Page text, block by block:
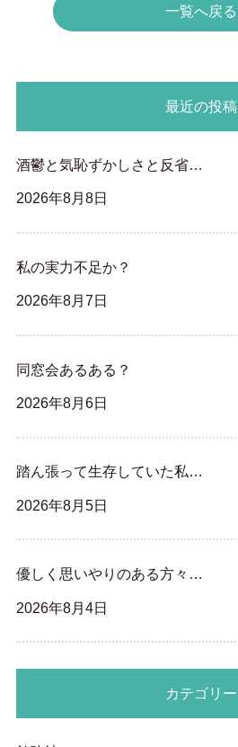
一覧へ戻る
最近の投稿
酒鬱と気恥ずかしさと反省…
2026年8月8日
私の実力不足か？
2026年8月7日
同窓会あるある？
2026年8月6日
踏ん張って生存していた私…
2026年8月5日
優しく思いやりのある方々…
2026年8月4日
カテゴリー